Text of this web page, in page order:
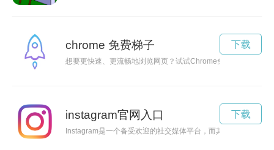
chrome 免费梯子
想要更快速、更流畅地浏览网页？试试Chrome免费加速器，让
下载
instagram官网入口
Instagram是一个备受欢迎的社交媒体平台，而其网页版也是
下载